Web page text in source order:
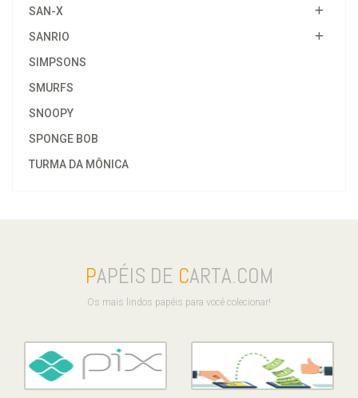
SAN-X
SANRIO
SIMPSONS
SMURFS
SNOOPY
SPONGE BOB
TURMA DA MÔNICA
PAPÉIS DE CARTA.COM
Os mais lindos papéis para você colecionar!